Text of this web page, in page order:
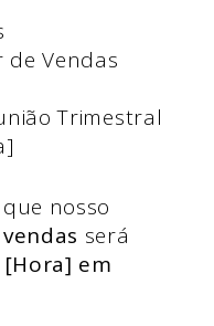
de Vendas
Trimestral
nosso
será
em